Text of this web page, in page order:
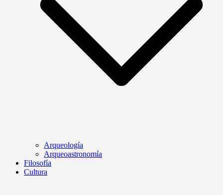
Arqueología
Arqueoastronomía
Filosofía
Cultura